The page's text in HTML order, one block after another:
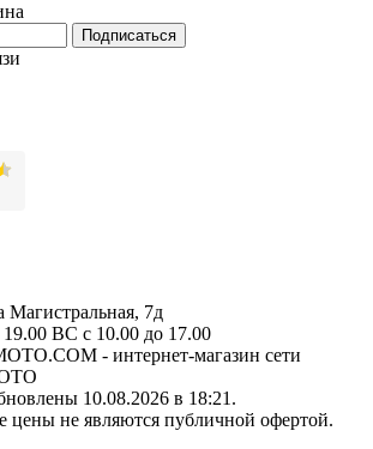
Магистральная, 7д
ВС с 10.00 до 17.00
- интернет-магазин сети
10.08.2026 в 18:21.
цены не являются публичной офертой.